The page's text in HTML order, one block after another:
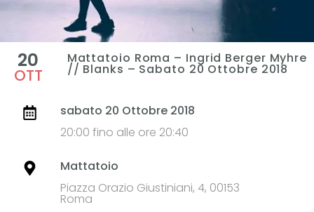
20
OTT
Mattatoio Roma – Ingrid Berger Myhre
// Blanks – Sabato 20 Ottobre 2018
sabato 20 Ottobre 2018
20:00 fino alle ore 20:40
Mattatoio
Piazza Orazio Giustiniani, 4, 00153
Roma